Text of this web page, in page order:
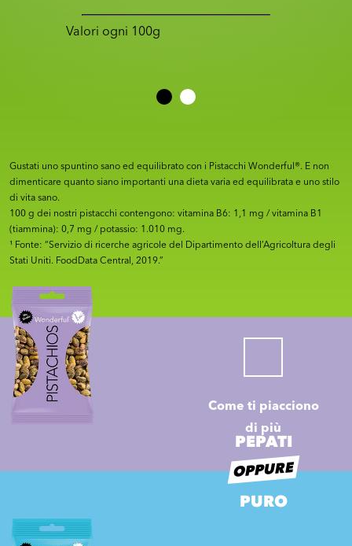
Valori ogni 100g
Gustati uno spuntino sano ed equilibrato con i Pistacchi Wonderful®. E non
dimenticare quanto siano importanti una dieta varia ed equilibrata e uno stilo
di vita sano.
100 g dei nostri pistacchi contengono: vitamina B6: 1,1 mg / vitamina B1
(tiammina): 0,7 mg / potassio: 1.010 mg.
¹ Fonte: “Servizio di ricerche agricole del Dipartimento dell’Agricoltura degli
Stati Uniti. FoodData Central, 2019.”
Come ti piacciono
di più
PEPATI
OPPURE
PURO